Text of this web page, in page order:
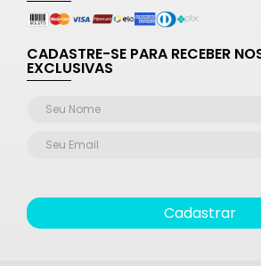
CADASTRE-SE PARA RECEBER
EXCLUSIVAS
Cadastrar